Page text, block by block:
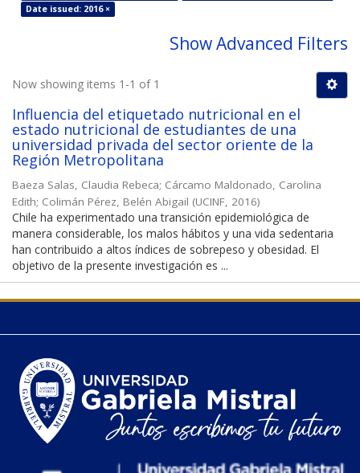
Date issued: 2016 ×
Show Advanced Filters
Now showing items 1-1 of 1
Influencia del etiquetado nutricional en el
estado nutricional de estudiantes de una
universidad privada del sector oriente de la
Región Metropolitana
Baeza Salas, Claudia Rebeca; Cárcamo Maldonado, Carolina
Edith; Colimán Pérez, Belén Abigail (UCINF, 2016)
Chile ha experimentado una transición epidemiológica de
manera considerable, los malos hábitos y una vida sedentaria
han contribuido a altos índices de sobrepeso y obesidad. El
objetivo de la presente investigación es ...